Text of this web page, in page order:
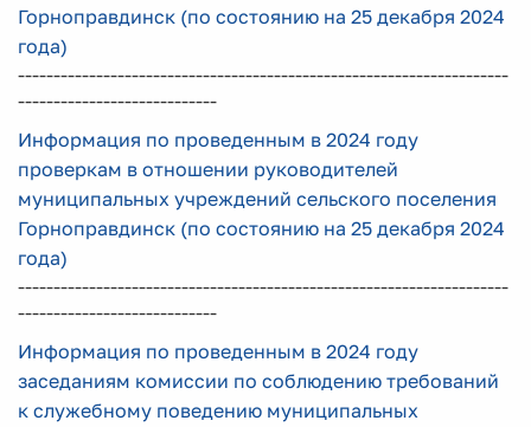
Горноправдинск (по состоянию на 25 декабря 2024
года)
---------------------------------------------------------------------
----------------------------
Информация по проведенным в 2024 году
проверкам в отношении руководителей
муниципальных учреждений сельского поселения
Горноправдинск (по состоянию на 25 декабря 2024
года)
---------------------------------------------------------------------
----------------------------
Информация по проведенным в 2024 году
заседаниям комиссии по соблюдению требований
к служебному поведению муниципальных